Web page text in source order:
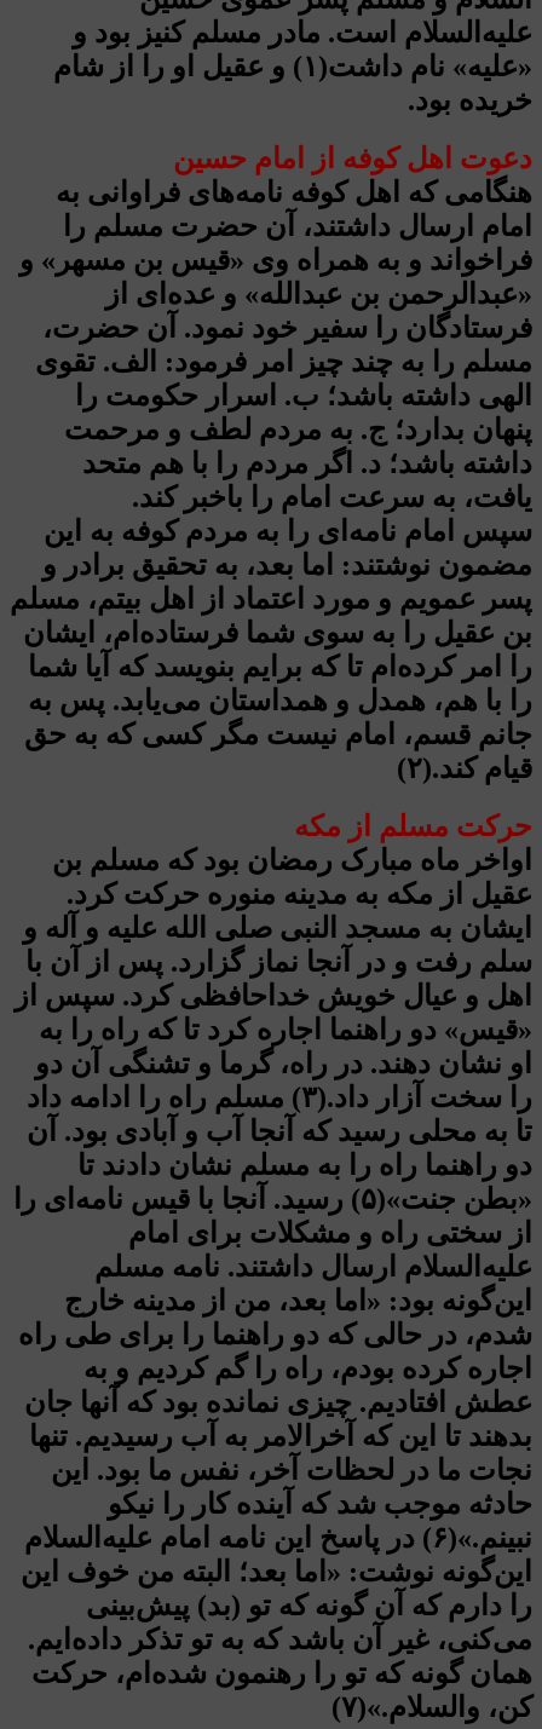
علیه‌السلام است. مادر مسلم کنیز بود و
«علیه» نام داشت(۱) و عقیل او را از شام
خریده بود.
دعوت اهل کوفه از امام حسین
هنگامی که اهل کوفه نامه‌های فراوانی به
امام ارسال داشتند، آن حضرت مسلم را
فراخواند و به همراه وی «قیس بن مسهر» و
«عبدالرحمن بن عبدالله» و عده‌ای از
فرستادگان را سفیر خود نمود. آن حضرت،
مسلم را به چند چیز امر فرمود: الف. تقوی
الهی داشته باشد؛ ب. اسرار حکومت را
پنهان بدارد؛ ج. به مردم لطف و مرحمت
داشته باشد؛ د. اگر مردم را با هم متحد
یافت، به سرعت امام را باخبر کند.
سپس امام نامه‌ای را به مردم کوفه به این
مضمون نوشتند: اما بعد، به تحقیق برادر و
پسر عمویم و مورد اعتماد از اهل بیتم، مسلم
بن عقیل را به سوی شما فرستاده‌ام، ایشان
را امر کرده‌ام تا که برایم بنویسد که آیا شما
را با هم، همدل و همداستان می‌یابد. پس به
جانم قسم، امام نیست مگر کسی که به حق
قیام کند.(۲)
حرکت مسلم از مکه
اواخر ماه مبارک رمضان بود که مسلم بن
عقیل از مکه به مدینه منوره حرکت کرد.
ایشان به مسجد النبی صلی الله علیه و آله و
سلم رفت و در آنجا نماز گزارد. پس از آن با
اهل و عیال خویش خداحافظی کرد. سپس از
«قیس» دو راهنما اجاره کرد تا که راه را به
او نشان دهند. در راه، گرما و تشنگی آن دو
را سخت آزار داد.(۳) مسلم راه را ادامه داد
تا به محلی رسید که آنجا آب و آبادی بود. آن
دو راهنما راه را به مسلم نشان دادند تا
«بطن جنت»(۵) رسید. آنجا با قیس نامه‌ای را
از سختی راه و مشکلات برای امام
علیه‌السلام ارسال داشتند. نامه مسلم
این‌گونه بود: «اما بعد، من از مدینه خارج
شدم، در حالی که دو راهنما را برای طی راه
اجاره کرده بودم، راه را گم کردیم و به
عطش افتادیم. چیزی نمانده بود که آنها جان
بدهند تا این که آخرالامر به آب رسیدیم. تنها
نجات ما در لحظات آخر، نفس ما بود. این
حادثه موجب شد که آینده کار را نیکو
نبینم.»(۶) در پاسخ این نامه امام علیه‌السلام
این‌گونه نوشت: «اما بعد؛ البته من خوف این
را دارم که آن گونه که تو (بد) پیش‌بینی
می‌کنی، غیر آن باشد که به تو تذکر داده‌ایم.
همان گونه که تو را رهنمون شده‌ام، حرکت
کن، والسلام.»(۷)